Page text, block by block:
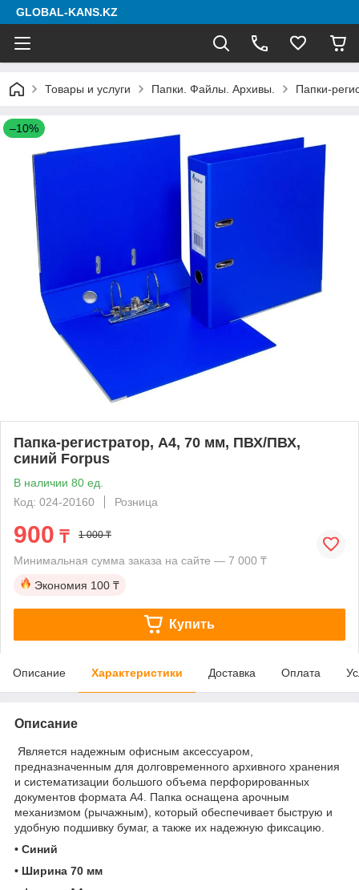
GLOBAL-KANS.KZ
Товары и услуги Папки. Файлы. Архивы. Папки-
–10%
Папка-регистратор, А4, 70 мм, ПВХ/ПВХ,
синий Forpus
В наличии 80 ед.
Код: 024-20160
Розница
900 ₸ 1 000 ₸
Минимальная сумма заказа на сайте — 7 000 ₸
Экономия 100 ₸
Купить
Описание Характеристики Доставка Оплата
Описание
Является надежным офисным аксессуаром,
предназначенным для долговременного архивного хранения
и систематизации большого объема перфорированных
документов формата А4. Папка оснащена арочным
механизмом (рычажным), который обеспечивает быструю и
удобную подшивку бумаг, а также их надежную фиксацию.
• Синий
• Ширина 70 мм